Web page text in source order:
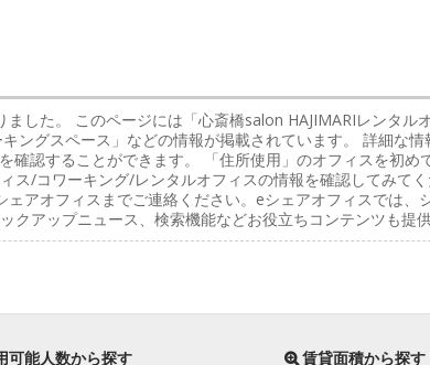
ました。 このページには「心斎橋salon HAJIMARIレンタル
ングスペース」などの情報が掲載されています。 詳細な
確認することができます。 「住所使用」のオフィスを初
ス/コワーキング/レンタルオフィスの情報を確認してみて
ェアオフィスまでご連絡ください。eシェアオフィスでは
クアップニュース、検索機能などお役立ちコンテンツも提
可能人数から探す 賃貸面積から探す